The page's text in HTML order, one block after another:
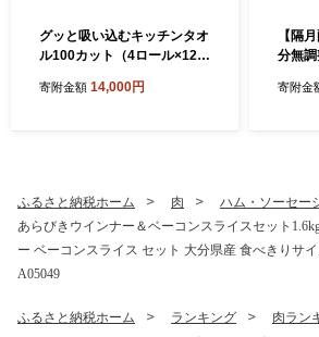
グッと吸い込むキッチンタオ
ル100カット（4ロール×12パ
用品 消耗品 大容量 吸収力 破
寄附金額 14,000円
【隔
分無
定期
寄附金
ふるさと納税ホーム 肉
ハム・ソーセー
あらびきウインナー＆ベーコンスライスセット
ー ベーコンスライス セット 大分県産 食べきりサ
A05049
ふるさと納税ホーム ランキング
肉ラン